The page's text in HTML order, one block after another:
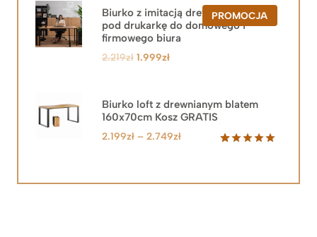
PROMOCJAPRODUKT
W
Biurko z imitacją drewna z szafką
pod drukarkę do domowego i
firmowego biura
2.219zł Pierwotna
2.219zł.
1.999złAktualna
1.999zł.
Biurko loft z drewnianym blatem
160x70cm Kosz GRATIS
2.199zł – 2.749złZakres
2.199zł